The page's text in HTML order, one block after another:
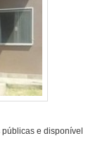
e disponível